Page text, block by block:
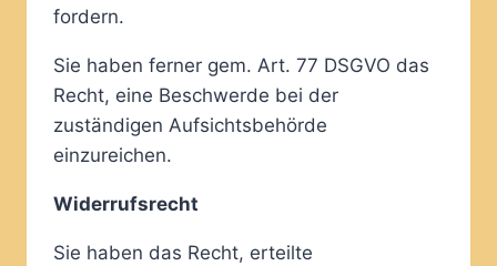
fordern.
Sie haben ferner gem. Art. 77 DSGVO das
Recht, eine Beschwerde bei der
zuständigen Aufsichtsbehörde
einzureichen.
Widerrufsrecht
Sie haben das Recht, erteilte